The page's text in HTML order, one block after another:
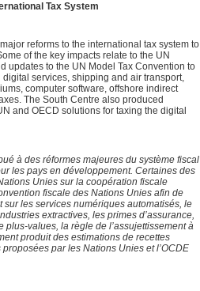
Tax System
reforms to the international tax system to
of the key impacts relate to the UN
updates to the UN Model Tax Convention to
services, shipping and air transport,
computer software, offshore indirect
The South Centre also produced
and OECD solutions for taxing the digital
à des réformes majeures du système fiscal
les pays en développement. Certaines des
Unies sur la coopération fiscale
fiscale des Nations Unies afin de
les services numériques automatisés, le
extractives, les primes d’assurance,
values, la règle de l’assujettissement à
produit des estimations de recettes
par les Nations Unies et l’OCDE